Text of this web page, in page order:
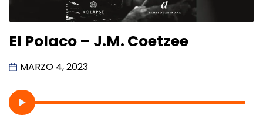
El Polaco – J.M. Coetzee
MARZO 4, 2023